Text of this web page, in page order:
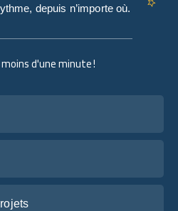
d'une minute !
depuis n’importe où.